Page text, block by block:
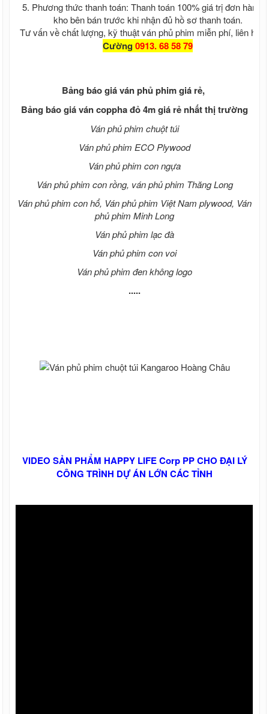
5. Phương thức thanh toán: Thanh toán 100% giá trị đơn hàng
kho bên bán trước khi nhận đủ hồ sơ thanh toán.
Tư vấn về chất lượng, kỹ thuật ván phủ phim miễn phí, liên hệ
Cường0913. 68 58 79
Bảng báo giá ván phủ phim giá rẻ,
Bảng báo giá ván coppha đỏ 4m giá rẻ nhất thị trường
Ván phủ phim chuột túi
Ván phủ phim ECO Plywood
Ván phủ phim con ngựa
Ván phủ phim con rồng, ván phủ phim Thăng Long
Ván phủ phim con hổ, Ván phủ phim Việt Nam plywood, Ván
phủ phim Minh Long
Ván phủ phim lạc đà
Ván phủ phim con voi
Ván phủ phim đen không logo
.....
VIDEO SẢN PHẨM HAPPY LIFE Corp PP CHO ĐẠI LÝ
CÔNG TRÌNH DỰ ÁN LỚN CÁC TỈNH